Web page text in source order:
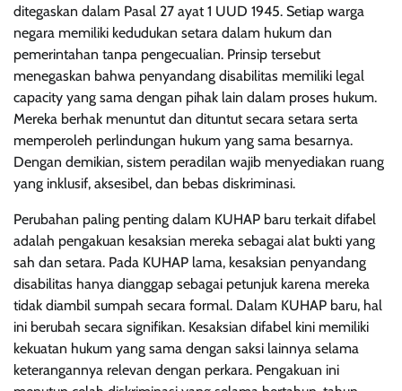
ditegaskan dalam Pasal 27 ayat 1 UUD 1945. Setiap warga
negara memiliki kedudukan setara dalam hukum dan
pemerintahan tanpa pengecualian. Prinsip tersebut
menegaskan bahwa penyandang disabilitas memiliki legal
capacity yang sama dengan pihak lain dalam proses hukum.
Mereka berhak menuntut dan dituntut secara setara serta
memperoleh perlindungan hukum yang sama besarnya.
Dengan demikian, sistem peradilan wajib menyediakan ruang
yang inklusif, aksesibel, dan bebas diskriminasi.
Perubahan paling penting dalam KUHAP baru terkait difabel
adalah pengakuan kesaksian mereka sebagai alat bukti yang
sah dan setara. Pada KUHAP lama, kesaksian penyandang
disabilitas hanya dianggap sebagai petunjuk karena mereka
tidak diambil sumpah secara formal. Dalam KUHAP baru, hal
ini berubah secara signifikan. Kesaksian difabel kini memiliki
kekuatan hukum yang sama dengan saksi lainnya selama
keterangannya relevan dengan perkara. Pengakuan ini